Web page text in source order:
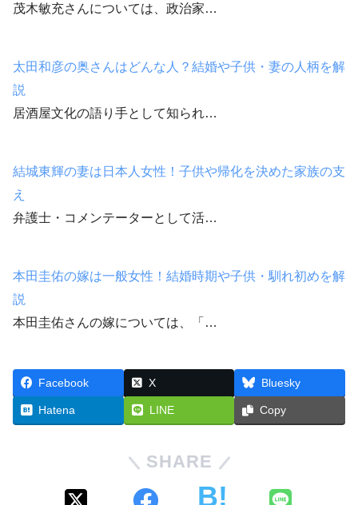
茂木敏充さんについては、政治家…
太田和彦の奥さんはどんな人？結婚や子供・妻の人柄を解
説
居酒屋文化の語り手として知られ…
結城東輝の妻は日本人女性！子供や帰化を決めた家族の支
え
弁護士・コメンテーターとして活…
本田圭佑の嫁は一般女性！結婚時期や子供・馴れ初めを解
説
本田圭佑さんの嫁については、「…
Facebook X Bluesky
Hatena LINE Copy
SHARE